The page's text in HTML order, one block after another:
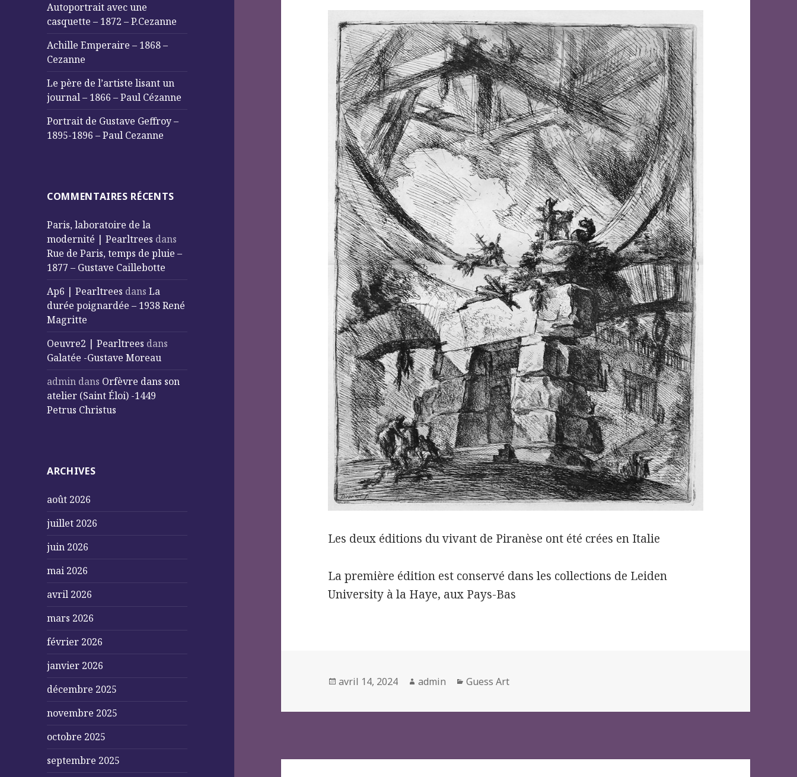
Autoportrait avec une
casquette – 1872 – P.Cezanne
Achille Emperaire – 1868 –
Cezanne
Le père de l’artiste lisant un
journal – 1866 – Paul Cézanne
Portrait de Gustave Geffroy –
1895-1896 – Paul Cezanne
COMMENTAIRES RÉCENTS
Paris, laboratoire de la
modernité | Pearltrees dans
Rue de Paris, temps de pluie –
1877 – Gustave Caillebotte
Ap6 | Pearltrees dansLa
durée poignardée – 1938 René
Magritte
Oeuvre2 | Pearltrees dans
Galatée -Gustave Moreau
admin dans Orfèvre dans son
atelier (Saint Éloi) -1449
Petrus Christus
ARCHIVES
août 2026
juillet 2026
juin 2026
mai 2026
avril 2026
mars 2026
février 2026
janvier 2026
décembre 2025
novembre 2025
octobre 2025
septembre 2025
Les deux éditions du vivant de Piranèse ont été crées en Italie
La première édition est conservé dans les collections de Leiden
University à la Haye, aux Pays-Bas
Posted
avril 14, 2024 Author
admin Categories
Guess Art